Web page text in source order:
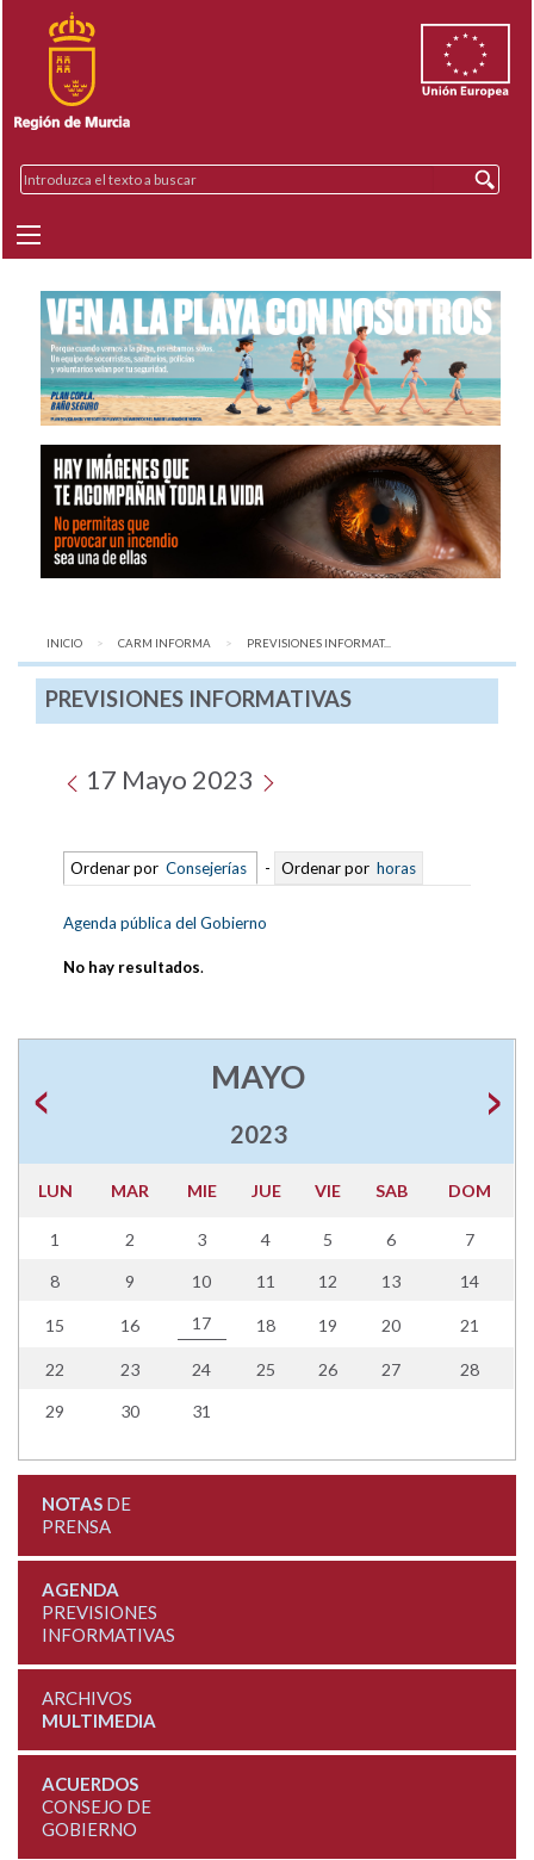
INICIO CARM INFORMA AQUÍ:
PREVISIONES INFORMAT...
PREVISIONES INFORMATIVAS
17 Mayo 2023
Ordenar por Consejerías - Ordenar por horas
Agenda pública del Gobierno
No hay resultados.
MAYO
2023
LUN MAR MIE JUE VIE SAB DOM
1 2 3 4 5 6 7
8 9 10 11 12 13 14
15 16 17 18 19 20 21
22 23 24 25 26 27 28
29 30 31
NOTASDE
PRENSA
AGENDA
PREVISIONES
INFORMATIVAS
ARCHIVOS
MULTIMEDIA
ACUERDOS
CONSEJO DE
GOBIERNO